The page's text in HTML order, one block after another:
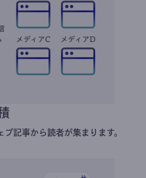
記事から読者が集まります。